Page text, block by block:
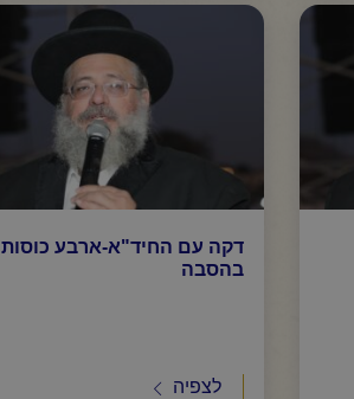
דקה עם החיד"א-ארבע כוסות
בהסבה
לצפיה